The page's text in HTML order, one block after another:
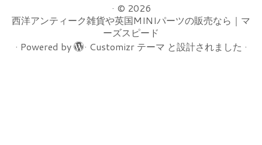
· © 2026
西洋アンティーク雑貨や英国MINIパーツの販売なら｜マ
ーズスピード
· Powered by · Customizr テーマ と設計されました ·